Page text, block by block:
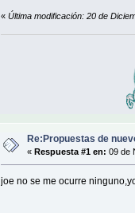
«Última modificación: 20 de
Re:Propuestas de
« Respuesta #1 en: 09 de
joe no se me ocurre